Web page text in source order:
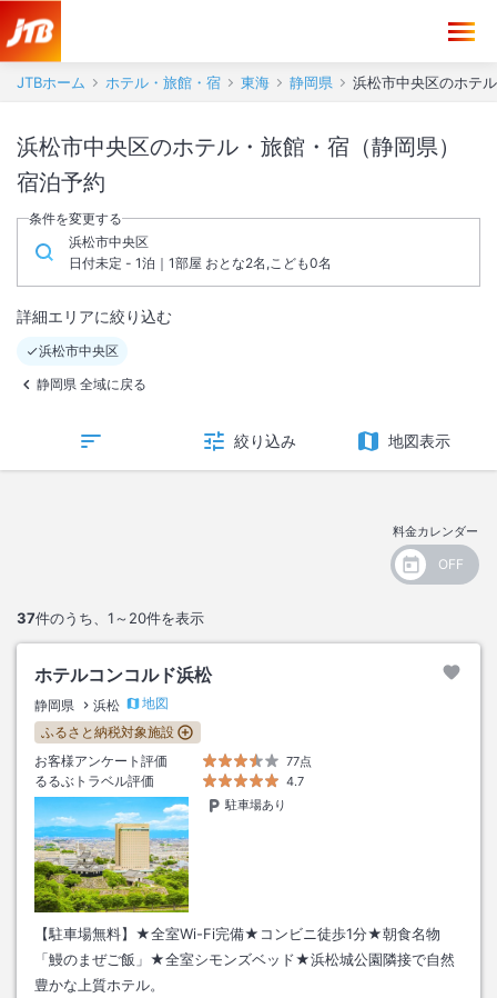
JTBホーム ホテル・旅館・宿 東海 静岡県 浜松市中央区のホテ
浜松市中央区のホテル・旅館・宿（静岡県）
宿泊予約
条件を変更する
浜松市中央区
日付未定 - 1泊｜1部屋 おとな2名,こども0名
詳細エリアに絞り込む
浜松市中央区
静岡県 全域に戻る
絞り込み 地図表示
料金カレンダー
37件のうち、 1～20件を表示
ホテルコンコルド浜松
静岡県 浜松
地図
ふるさと納税対象施設
お客様アンケート評価
77点
るるぶトラベル評価
4.7
駐車場あり
【駐車場無料】★全室Wi-Fi完備★コンビニ徒歩1分★朝食名物
「鰻のまぜご飯」★全室シモンズベッド★浜松城公園隣接で自然
豊かな上質ホテル。